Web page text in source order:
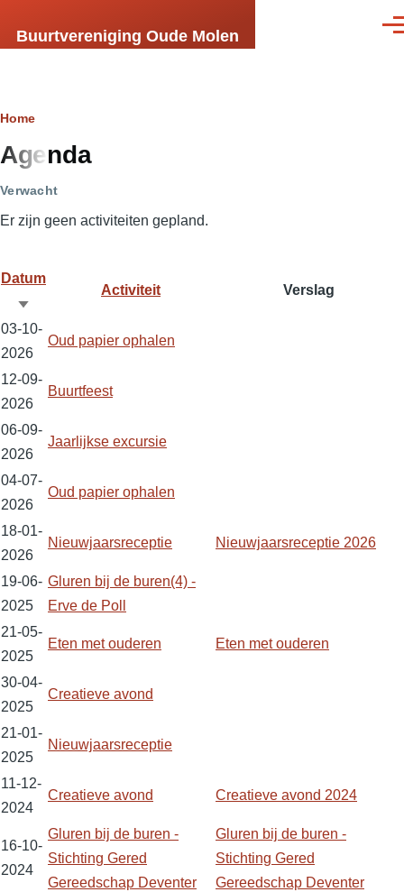
Buurtvereniging Oude Molen
Breadcrumb
Home
Agenda
Verwacht
Er zijn geen activiteiten gepland.
Datum
Sort
ascending
Activiteit Verslag
03-10-
2026
Oud papier ophalen
12-09-
2026
Buurtfeest
06-09-
2026
Jaarlijkse excursie
04-07-
2026
Oud papier ophalen
18-01-
2026
Nieuwjaarsreceptie Nieuwjaarsreceptie 2026
19-06-
2025
Gluren bij de buren(4) -
Erve de Poll
21-05-
2025
Eten met ouderen Eten met ouderen
30-04-
2025
Creatieve avond
21-01-
2025
Nieuwjaarsreceptie
11-12-
2024
Creatieve avond Creatieve avond 2024
16-10-
2024
Gluren bij de buren -
Stichting Gered
Gereedschap Deventer
Gluren bij de buren -
Stichting Gered
Gereedschap Deventer